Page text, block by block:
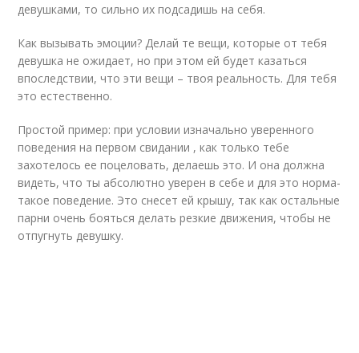
девушками, то сильно их подсадишь на себя.
Как вызывать эмоции? Делай те вещи, которые от тебя
девушка не ожидает, но при этом ей будет казаться
впоследствии, что эти вещи – твоя реальность. Для тебя
это естественно.
Простой пример: при условии изначально уверенного
поведения на первом свидании , как только тебе
захотелось ее поцеловать, делаешь это. И она должна
видеть, что ты абсолютно уверен в себе и для это норма-
такое поведение. Это снесет ей крышу, так как остальные
парни очень бояться делать резкие движения, чтобы не
отпугнуть девушку.